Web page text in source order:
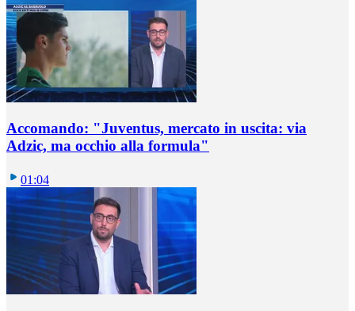
Accomando: "Juventus, mercato in uscita: via
Adzic, ma occhio alla formula"
01:04